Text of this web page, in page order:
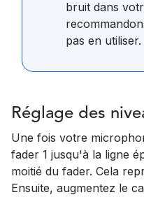
bruit dans
pas en utiliser.
Réglage des
Une fois votre
fader 1 jusqu'à la ligne
moitié du fader. Cela
Ensuite, augmentez le